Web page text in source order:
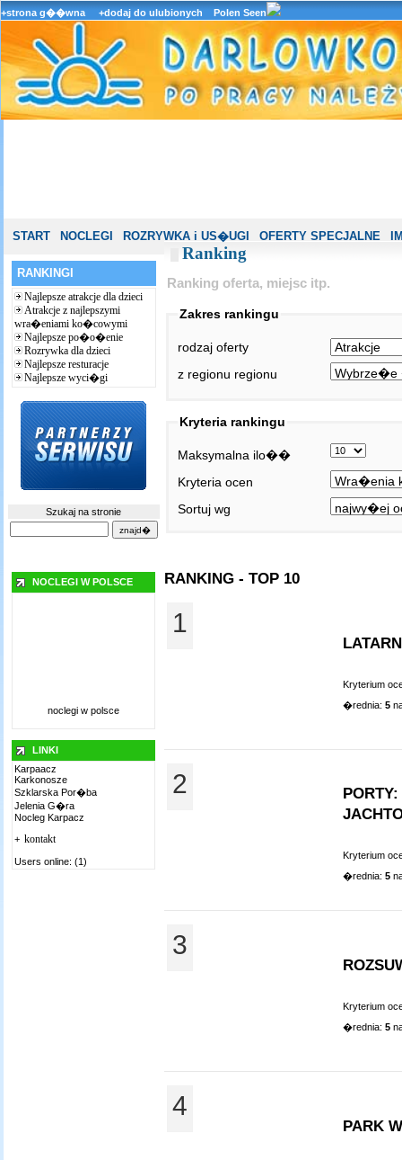
+strona g��wna +dodaj do ulubionych Polen Seen
START NOCLEGI ROZRYWKA i US�UGI OFERTY SPECJALNE
RANKINGI
Najlepsze atrakcje dla dzieci
Atrakcje z najlepszymi
wra�eniami ko�cowymi
Najlepsze po�o�enie
Rozrywka dla dzieci
Najlepsze resturacje
Najlepsze wyci�gi
Szukaj na stronie
NOCLEGI W POLSCE
noclegi w polsce
LINKI
Karpaacz
Karkonosze
Szklarska Por�ba
Jelenia G�ra
Nocleg Karpacz
+ kontakt
Users online: (1)
Ranking
Ranking oferta, miejsc itp.
Zakres rankingu
rodzaj oferty
z regionu regionu
Kryteria rankingu
Maksymalna ilo��
Kryteria ocen
Sortuj wg
RANKING - TOP 10
1
Kryterium
�rednia: 5
2
Kryterium
�rednia: 5
3
Kryterium
�rednia: 5
4
PARK